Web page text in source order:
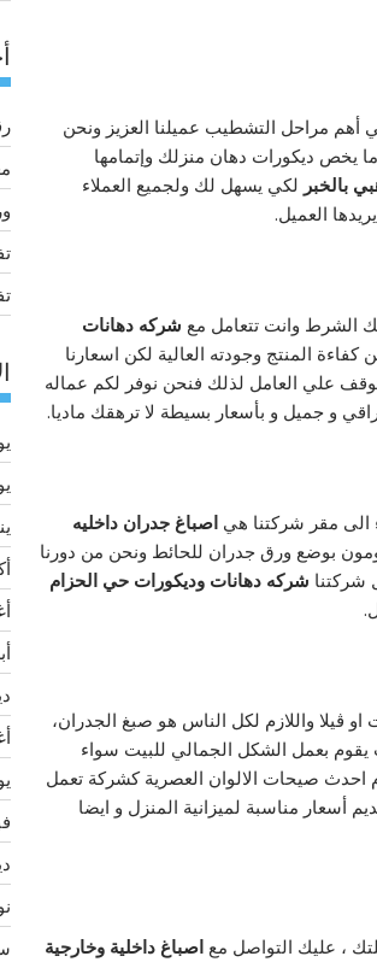
مراحل التشطيب عميلنا العزيز ونحن
يخص ديكورات دهان منزلك وإتمامها
بالخبر لكي يسهل لك ولجميع العملاء
العميل.
الشرط وانت تتعامل مع شركه دهانات
كفاءة المنتج وجودته العالية لكن اسعارنا
علي العامل لذلك فنحن نوفر لكم عماله
و جميل و بأسعار بسيطة لا ترهقك ماديا.
الى مقر شركتنا هي اصباغ جدران داخليه
بوضع ورق جدران للحائط ونحن من دورنا
شركتنا شركه دهانات وديكورات حي الحزام
ڤيلا واللازم لكل الناس هو صبغ الجدران،
بعمل الشكل الجمالي للبيت سواء
احدث صيحات الالوان العصرية كشركة تعمل
أسعار مناسبة لميزانية المنزل و ايضا
، عليك التواصل مع اصباغ داخلية وخارجية